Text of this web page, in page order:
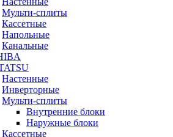
Мульти-сплиты
Кассетные
Напольные
Канальные
Настенные
Инверторные
Мульти-сплиты
Внутренние блоки
Наружные блоки
Кассетные